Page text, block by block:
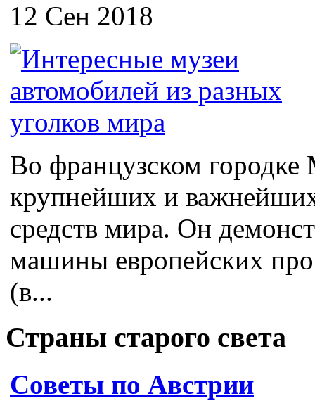
12 Сен 2018
Во французском
крупнейших и
средств мира. Он
машины европейских
(в...
Страны старого света
Советы по Австрии